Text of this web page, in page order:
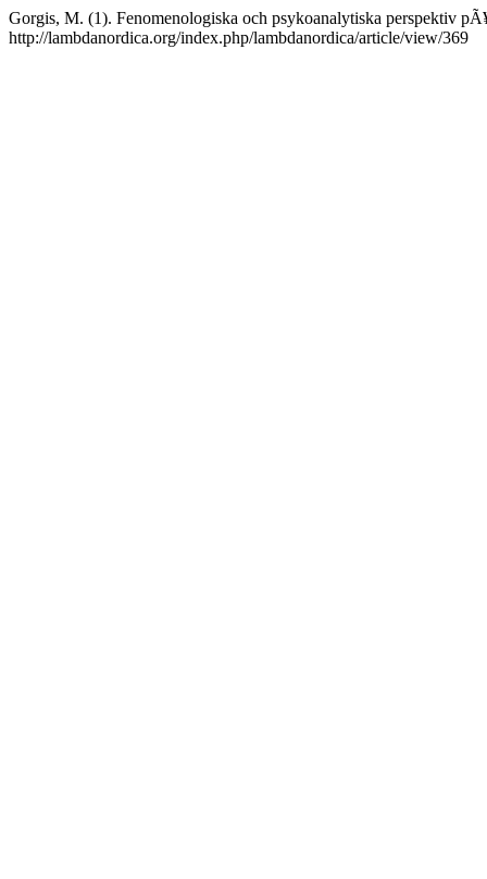
Gorgis, M. (1). Fenomenologiska och psykoanalytiska perspektiv
http://lambdanordica.org/index.php/lambdanordica/article/view/369